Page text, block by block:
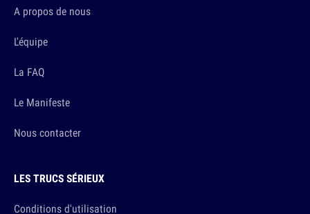
A propos de nous
L'équipe
La FAQ
Le Manifeste
Nous contacter
LES TRUCS SÉRIEUX
Conditions d'utilisation